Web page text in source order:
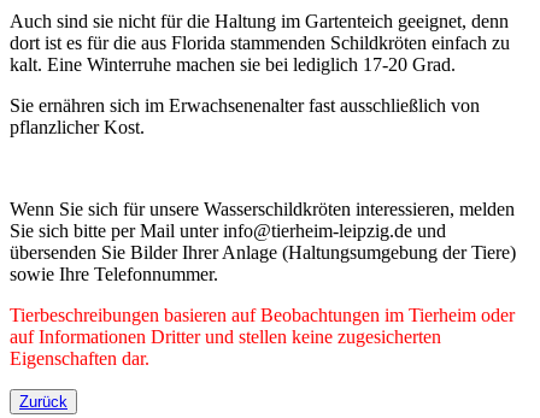
Auch sind sie nicht für die Haltung im Gartenteich geeignet, denn
dort ist es für die aus Florida stammenden Schildkröten einfach zu
kalt. Eine Winterruhe machen sie bei lediglich 17-20 Grad.
Sie ernähren sich im Erwachsenenalter fast ausschließlich von
pflanzlicher Kost.
Wenn Sie sich für unsere Wasserschildkröten interessieren, melden
Sie sich bitte per Mail unter info@tierheim-leipzig.de und
übersenden Sie Bilder Ihrer Anlage (Haltungsumgebung der Tiere)
sowie Ihre Telefonnummer.
Tierbeschreibungen basieren auf Beobachtungen im Tierheim oder
auf Informationen Dritter und stellen keine zugesicherten
Eigenschaften dar.
Zurück